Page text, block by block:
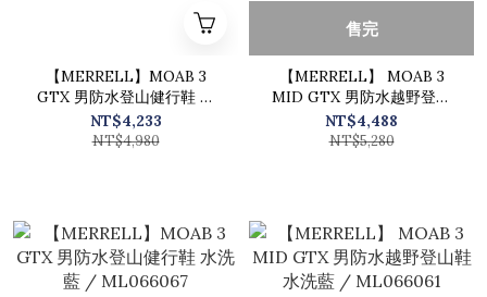
【MERRELL】MOAB 3
GTX 男防水登山健行鞋 芥
黃色 / ML066069
NT$4,233
NT$4,980
售完
【MERRELL】 MOAB 3
MID GTX 男防水越野登山
鞋 淺綠色 / ML066065
NT$4,488
NT$5,280